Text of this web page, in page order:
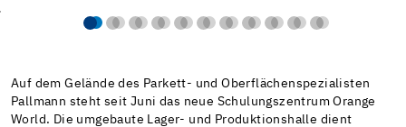
Auf dem Gelände des Parkett- und Oberflächenspezialisten
Pallmann steht seit Juni das neue Schulungszentrum Orange
World. Die umgebaute Lager- und Produktionshalle dient